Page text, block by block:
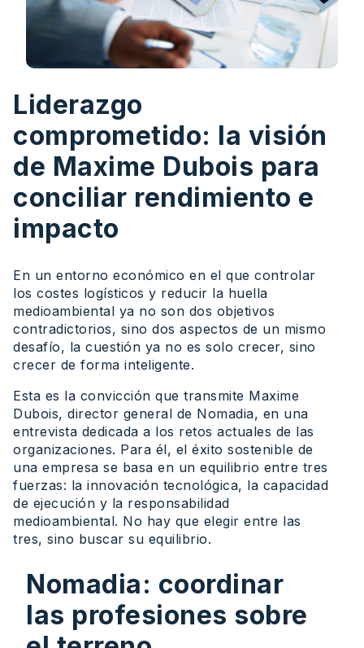
Liderazgo
comprometido: la visión
de Maxime Dubois para
conciliar rendimiento e
impacto
En un entorno económico en el que controlar
los costes logísticos y reducir la huella
medioambiental ya no son dos objetivos
contradictorios, sino dos aspectos de un mismo
desafío, la cuestión ya no es solo crecer, sino
crecer de forma inteligente.
Esta es la convicción que transmite Maxime
Dubois, director general de Nomadia, en una
entrevista dedicada a los retos actuales de las
organizaciones. Para él, el éxito sostenible de
una empresa se basa en un equilibrio entre tres
fuerzas: la innovación tecnológica, la capacidad
de ejecución y la responsabilidad
medioambiental. No hay que elegir entre las
tres, sino buscar su equilibrio.
Nomadia: coordinar
las profesiones sobre